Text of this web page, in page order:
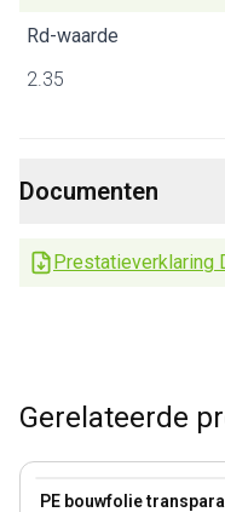
Rd-waarde
2.35
Documenten
Prestatieverklaring
Gerelateerde
PE bouwfolie
View product